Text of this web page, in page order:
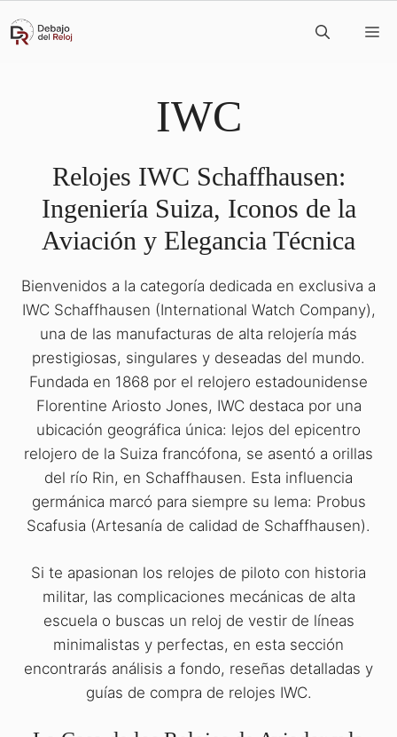
IWC
Relojes IWC Schaffhausen:
Ingeniería Suiza, Iconos de la
Aviación y Elegancia Técnica
Bienvenidos a la categoría dedicada en exclusiva a
IWC Schaffhausen (International Watch Company),
una de las manufacturas de alta relojería más
prestigiosas, singulares y deseadas del mundo.
Fundada en 1868 por el relojero estadounidense
Florentine Ariosto Jones, IWC destaca por una
ubicación geográfica única: lejos del epicentro
relojero de la Suiza francófona, se asentó a orillas
del río Rin, en Schaffhausen. Esta influencia
germánica marcó para siempre su lema: Probus
Scafusia (Artesanía de calidad de Schaffhausen).
Si te apasionan los relojes de piloto con historia
militar, las complicaciones mecánicas de alta
escuela o buscas un reloj de vestir de líneas
minimalistas y perfectas, en esta sección
encontrarás análisis a fondo, reseñas detalladas y
guías de compra de relojes IWC.